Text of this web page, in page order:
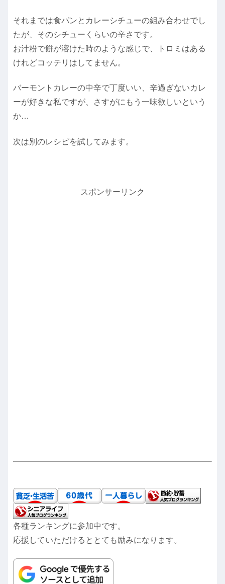
それまでは食パンとカレーシチューの組み合わせでし
たが、そのシチューくらいの辛さです。
お汁粉で餅が溶けた時のような感じで、トロミはある
けれどコッテリはしてません。
バーモントカレーの中辛で丁度いい、辛過ぎないカレ
ーが好きな私ですが、さすがにもう一味欲しいという
か…
次は別のレシピを試してみます。
スポンサーリンク
各種ランキングに参加中です。
応援していただけるととても励みになります。